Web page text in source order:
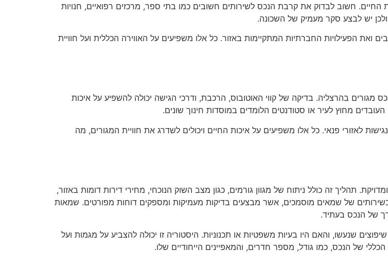
חשוב לבדוק את קרבת הנכס לשירותים חשובים כמו בתי ספר, מרכזים רפואיים, חנויות
ולכן יש לבצע סקר מעמיק של השכונה.
הפעילויות החברתיות המתקיימות באזור. כל אלו משפיעים על האווירה הכללית ועל חוויית
מגורים בהרצליה. בדיקה של קווי האוטובוס, הרכבת, ודרכי הגישה יכולה להשפיע על איכות
מחוץ לעיר או סטודנטים הלומדים במוסדות חינוך שונים.
לאזורי פנאי. כל אלו משפיעים על איכות החיים ויכולים לשדרג את חוויית המגורים, מה
תהליך זה כולל ניתוח של מגוון גורמים, כגון מצב השוק הנוכחי, מחירי דירות דומות באזור,
של שמאים מוסמכים, אשר מבצעים בדיקות מעמיקות ומספקים דוחות מפורטים. שמאות
של הנכס בעתיד.
שנעשו, והאם היו בעיות משפטיות או תכנוניות. היסטוריה זו יכולה להצביע על מגמות ועל
של הנכס, כמו גודל, מספר חדרים, והמאפיינים הייחודיים שלו.